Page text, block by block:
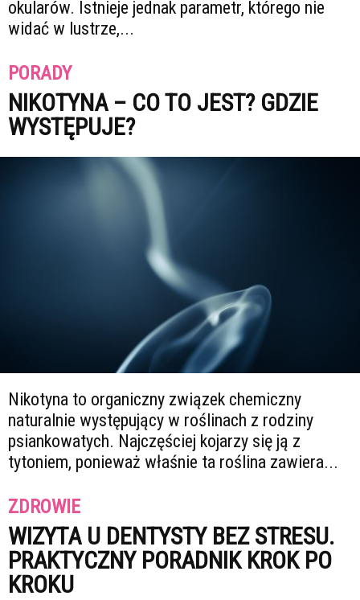
okularów. Istnieje jednak parametr, którego nie
widać w lustrze,...
PORADY
NIKOTYNA – CO TO JEST? GDZIE
WYSTĘPUJE?
Nikotyna to organiczny związek chemiczny
naturalnie występujący w roślinach z rodziny
psiankowatych. Najczęściej kojarzy się ją z
tytoniem, ponieważ właśnie ta roślina zawiera...
ZDROWIE
WIZYTA U DENTYSTY BEZ STRESU.
PRAKTYCZNY PORADNIK KROK PO
KROKU